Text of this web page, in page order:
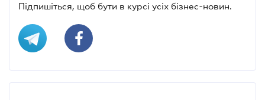
Підпишіться, щоб бути в курсі усіх бізнес-новин.